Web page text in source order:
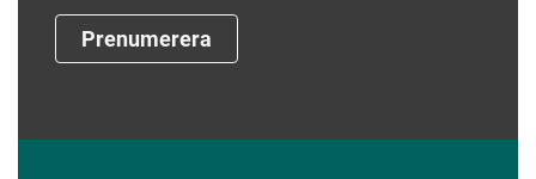
Prenumerera